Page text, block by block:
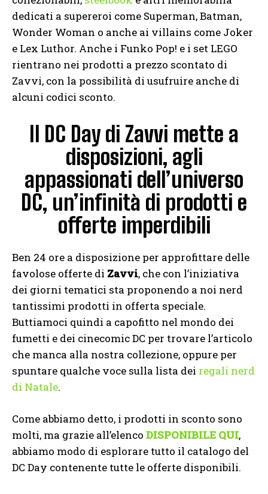
dedicati a supereroi come Superman, Batman,
Wonder Woman o anche ai villains come Joker
e Lex Luthor. Anche i Funko Pop! e i set LEGO
rientrano nei prodotti a prezzo scontato di
Zavvi, con la possibilità di usufruire anche di
alcuni codici sconto.
Il DC Day di Zavvi mette a
disposizioni, agli
appassionati dell’universo
DC, un’infinità di prodotti e
offerte imperdibili
Ben 24 ore a disposizione per approfittare delle
favolose offerte di Zavvi, che con l’iniziativa
dei giorni tematici sta proponendo a noi nerd
tantissimi prodotti in offerta speciale.
Buttiamoci quindi a capofitto nel mondo dei
fumetti e dei cinecomic DC per trovare l’articolo
che manca alla nostra collezione, oppure per
spuntare qualche voce sulla lista dei regali nerd
di Natale.
Come abbiamo detto, i prodotti in sconto sono
molti, ma grazie all’elenco DISPONIBILE QUI,
abbiamo modo di esplorare tutto il catalogo del
DC Day contenente tutte le offerte disponibili.